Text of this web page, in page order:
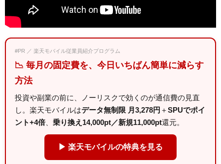
#PR ／ 楽天モバイル従業員紹介プログラム
📉 毎月の固定費を、今日いちばん簡単に減らす
方法
投資や副業の前に、ノーリスクで効くのが通信費の見直
し。楽天モバイルはデータ無制限 月3,278円 ＋SPUでポイ
ント+4倍
乗り換え14,000pt／新規11,000pt還元。
▶ 楽天モバイルの特典を見る